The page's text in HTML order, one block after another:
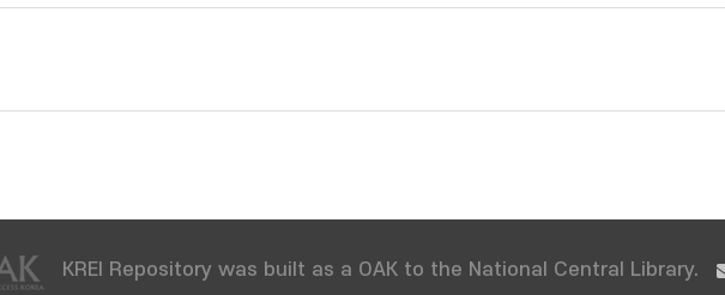
KREI Repository was built as a OAK to the National Central Library.